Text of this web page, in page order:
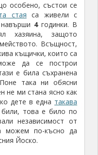
особено, състои се
стая са живели с
4годинки. В
хазяина, защото
Всъщност,
къщички, които са
да се построи
е била съхранена
така ни обясни
не ми стана ясно как
дете в една такава
това е било по
независимост от
можем по-късно да
Йоско.